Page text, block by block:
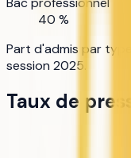
40 %
Part d'admis par
session 2025.
Taux de